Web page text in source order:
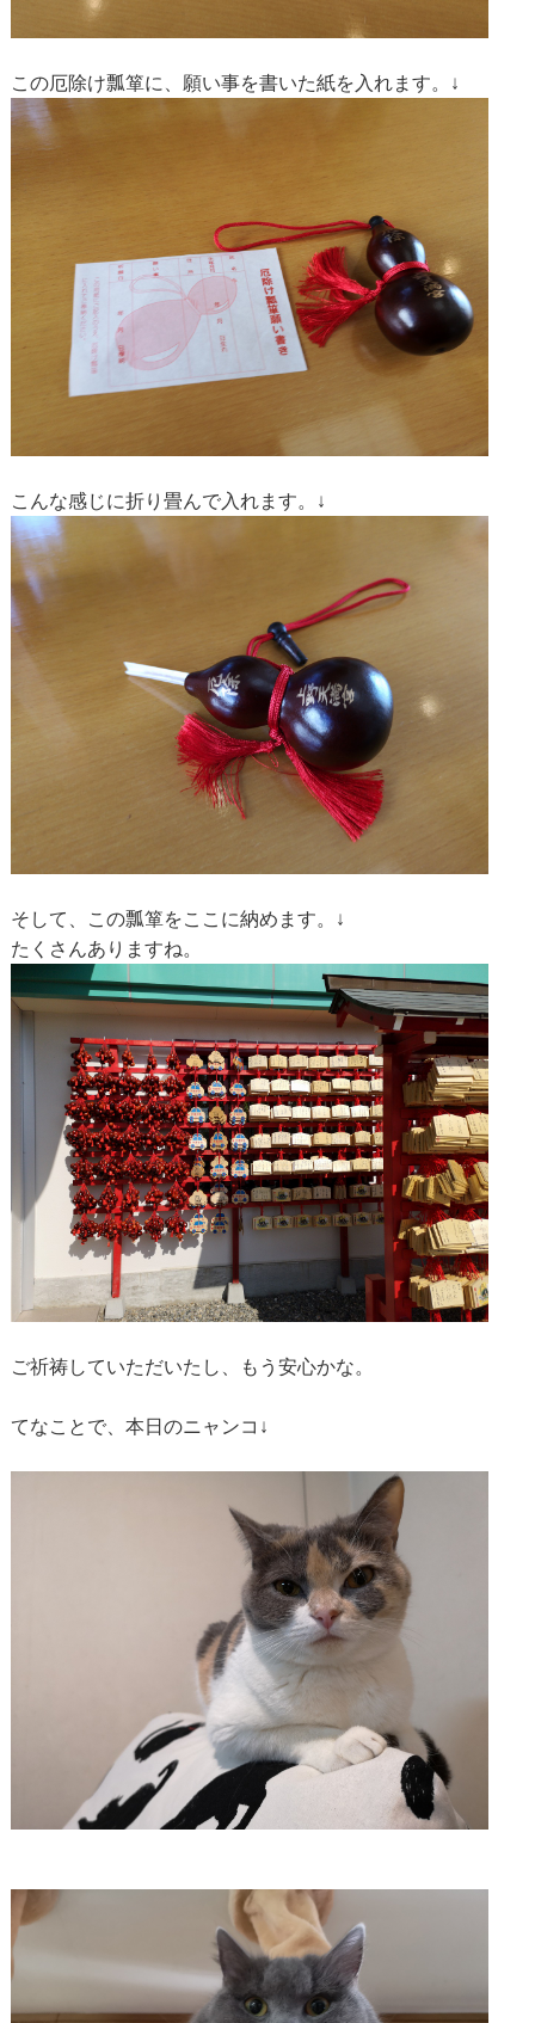
この厄除け瓢箪に、願い事を書いた紙を入れます。↓
こんな感じに折り畳んで入れます。↓
そして、この瓢箪をここに納めます。↓
たくさんありますね。
ご祈祷していただいたし、もう安心かな。
てなことで、本日のニャンコ↓